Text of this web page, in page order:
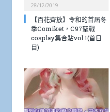
28/12/2019
【百花齊放】令和的首屆冬
季Comiket，C97聖戰
cosplay集合貼vol.1(首日
目)